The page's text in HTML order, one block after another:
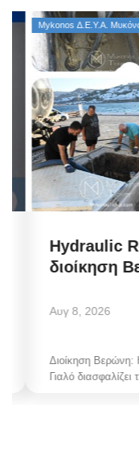
Mykonos Δ.Ε.Υ.Α. Μυκόνου
Hydraulic
διοίκηση
Αυγ 8, 2026
Διοίκηση Βερώνη: Η
Γιαλό διασφαλίζει